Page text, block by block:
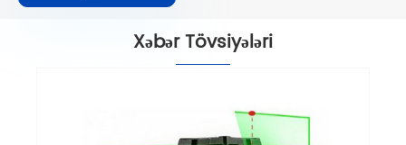
Xəbər Tövsiyələri
Elektron Qırmızı Xaç Xətti Lazer Səviyyəsi